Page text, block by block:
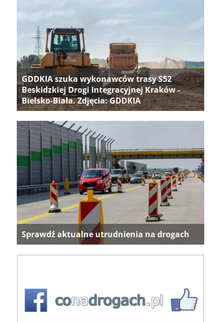
GDDKIA szuka wykonawców trasy S52
Beskidzkiej Drogi Integracyjnej Kraków -
Bielsko-Biała. Zdjęcia: GDDKIA
Sprawdź aktualne utrudnienia na drogach